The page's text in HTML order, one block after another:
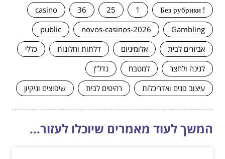
! Без рубрики
1
25
36
casino
Gambling
novos-casinos-2026
public
אביזרים לבית
אלומיניום דלתות וחלונות
כללי
לגינה ולחצר
למטבח
נדל"ן
עיצוב פנים ואדריכלות
רהיטים לבית שיפוצים וניקיון
המשך לעוד מאמרים שיוכלו לעזור...